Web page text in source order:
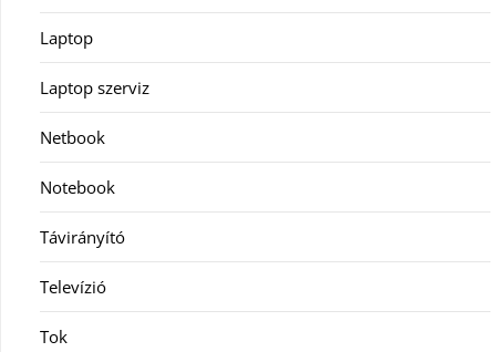
Laptop
Laptop szerviz
Netbook
Notebook
Távirányító
Televízió
Tok